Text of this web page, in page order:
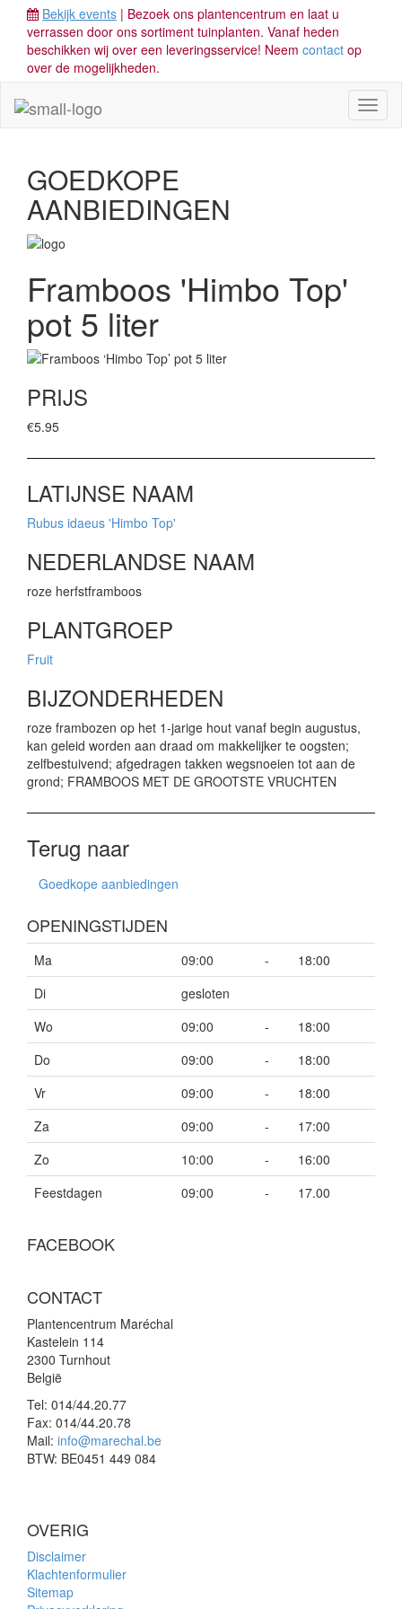
Bekijk events | Bezoek ons plantencentrum en laat u
verrassen door ons sortiment tuinplanten. Vanaf heden
beschikken wij over een leveringsservice! Neem contact op
over de mogelijkheden.
GOEDKOPE
AANBIEDINGEN
Framboos 'Himbo Top'
pot 5 liter
PRIJS
€5.95
LATIJNSE NAAM
Rubus idaeus 'Himbo Top'
NEDERLANDSE NAAM
roze herfstframboos
PLANTGROEP
Fruit
BIJZONDERHEDEN
roze frambozen op het 1-jarige hout vanaf begin augustus,
kan geleid worden aan draad om makkelijker te oogsten;
zelfbestuivend; afgedragen takken wegsnoeien tot aan de
grond; FRAMBOOS MET DE GROOTSTE VRUCHTEN
Terug naar
Goedkope aanbiedingen
OPENINGSTIJDEN
Ma 09:00 -
18:00
Di
gesloten
Wo
09:00 -
18:00
Do
09:00 -
18:00
Vr
09:00 -
18:00
Za
09:00 -
17:00
Zo
10:00 -
16:00
Feestdagen
09:00 - 17.00
FACEBOOK
CONTACT
Plantencentrum Maréchal
Kastelein 114
2300 Turnhout
België
Tel: 014/44.20.77
Fax: 014/44.20.78
Mail: info@marechal.be
BTW: BE0451 449 084
OVERIG
Disclaimer
Klachtenformulier
Sitemap